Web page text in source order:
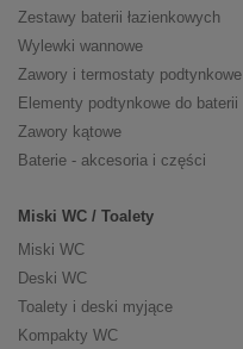
Zestawy baterii łazienkowych
Wylewki wannowe
Zawory i termostaty podtynkowe
Elementy podtynkowe do baterii
Zawory kątowe
Baterie - akcesoria i części
Miski WC / Toalety
Miski WC
Deski WC
Toalety i deski myjące
Kompakty WC